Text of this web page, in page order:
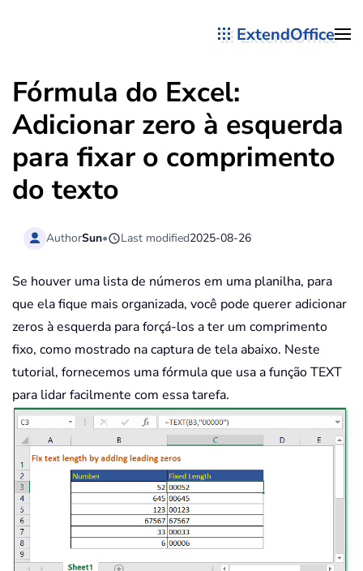
ExtendOffice
Fórmula do Excel:
Adicionar zero à esquerda
para fixar o comprimento
do texto
AuthorSun• Last modified2025-08-26
Se houver uma lista de números em uma planilha, para
que ela fique mais organizada, você pode querer adicionar
zeros à esquerda para forçá-los a ter um comprimento
fixo, como mostrado na captura de tela abaixo. Neste
tutorial, fornecemos uma fórmula que usa a função TEXT
para lidar facilmente com essa tarefa.